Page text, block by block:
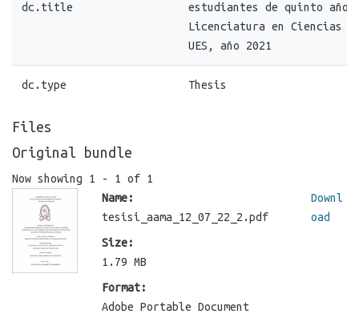
dc.title
estudiantes de quinto año
Licenciatura en Ciencias
UES, año 2021
dc.type Thesis
Files
Original bundle
Now showing 1 - 1 of 1
Name:
tesisi_aama_12_07_22_2.pdf
Size:
1.79 MB
Format:
Adobe Portable Document
Downl
oad